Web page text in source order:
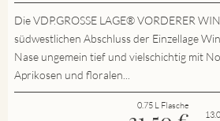
Die VDP.GROSSE LAGE® VORDERER
südwestlichen Abschluss der Einzellage
Nase ungemein tief und vielschichtig mit
Aprikosen und floralen...
0.75 L Flasche